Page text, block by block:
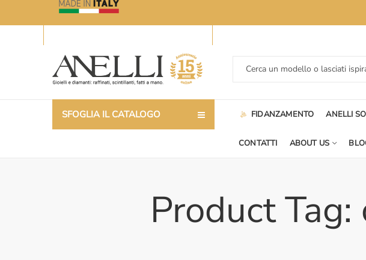
SFOGLIA IL CATALOGO FIDANZAMENTO ANELLI
CONTATTI ABOUT US
Product